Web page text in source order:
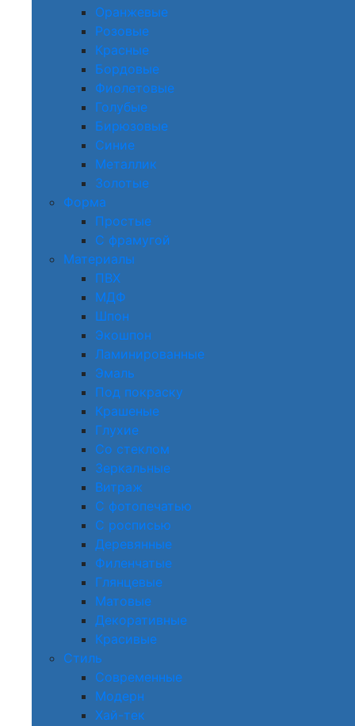
Оранжевые
Розовые
Красные
Бордовые
Фиолетовые
Голубые
Бирюзовые
Синие
Металлик
Золотые
Форма
Простые
С фрамугой
Материалы
ПВХ
МДФ
Шпон
Экошпон
Ламинированные
Эмаль
Под покраску
Крашеные
Глухие
Со стеклом
Зеркальные
Витраж
С фотопечатью
С росписью
Деревянные
Филенчатые
Глянцевые
Матовые
Декоративные
Красивые
Стиль
Современные
Модерн
Хай-тек